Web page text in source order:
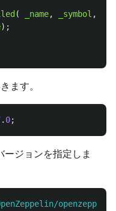
( _name, _symbol ,
);
ます。
. 0;
ジョンを指定しま